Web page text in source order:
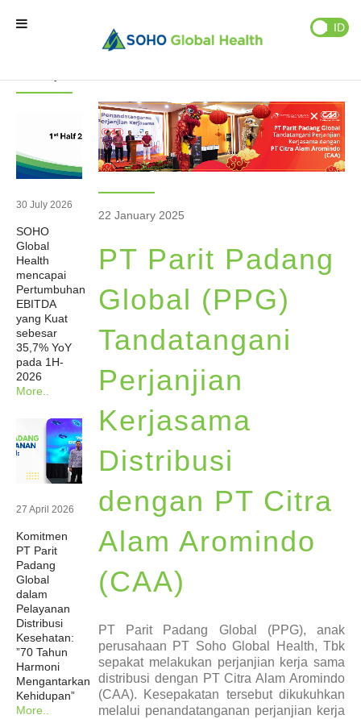
EN ID
Beranda
Brand Kami
Bisnis Kami
Tentang Kami
Natural Wellness
Berita
Investor
Keberlanjutan
Karir
Berita
30 July 2026
SOHO
Global
Health
mencapai
Pertumbuhan
EBITDA
yang Kuat
sebesar
35,7% YoY
pada 1H-
2026
More..
27 April 2026
Komitmen
PT Parit
Padang
Global
dalam
Pelayanan
Distribusi
Kesehatan:
”70 Tahun
Harmoni
Mengantarkan
Kehidupan”
More..
Berita
22 January 2025
PT Parit Padang
Global (PPG)
Tandatangani
Perjanjian
Kerjasama
Distribusi
dengan PT Citra
Alam Aromindo
(CAA)
PT Parit Padang Global (PPG), anak
perusahaan PT Soho Global Health, Tbk
sepakat melakukan perjanjian kerja sama
distribusi dengan PT Citra Alam Aromindo
(CAA). Kesepakatan tersebut dikukuhkan
melalui penandatanganan perjanjian kerja